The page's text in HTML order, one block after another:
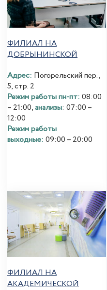
ФИЛИАЛ НА
ДОБРЫНИНСКОЙ
Адрес: Погорельский пер.,
5, стр. 2
Режим работы пн-пт: 08:00
– 21:00,анализы: 07:00 –
12:00
Режим работы
выходные: 09:00 – 20:00
ФИЛИАЛ НА
АКАДЕМИЧЕСКОЙ